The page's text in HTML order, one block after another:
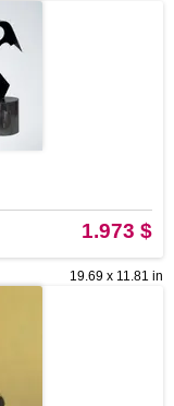
1.973 $
19.69 x 11.81 in